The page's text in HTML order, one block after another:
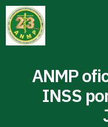
ANMP
INSS